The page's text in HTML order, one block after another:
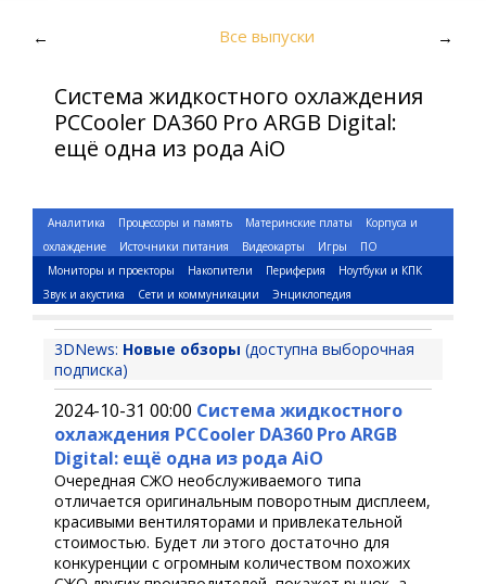
← Все выпуски →
Система жидкостного охлаждения
PCCooler DA360 Pro ARGB Digital:
ещё одна из рода AiO
Аналитика Процессоры и память Материнские платы
Корпуса и
охлаждение
Источники питания Видеокарты Игры
ПО
Мониторы и проекторы
Накопители Периферия
Ноутбуки и КПК
Звук и акустика
Сети и коммуникации Энциклопедия
3DNews: Новые обзоры (доступна выборочная
подписка)
2024-10-31 00:00 Система жидкостного
охлаждения PCCooler DA360 Pro ARGB
Digital: ещё одна из рода AiO
Очередная СЖО необслуживаемого типа
отличается оригинальным поворотным дисплеем,
красивыми вентиляторами и привлекательной
стоимостью. Будет ли этого достаточно для
конкуренции с огромным количеством похожих